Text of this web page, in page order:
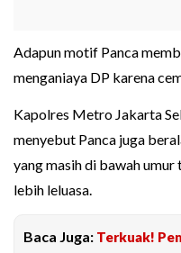
Adapun motif Panca
menganiaya DP karena
Kapolres Metro Jakarta
menyebut Panca juga
yang masih di bawah
lebih leluasa.
Baca Juga: Terkuak!